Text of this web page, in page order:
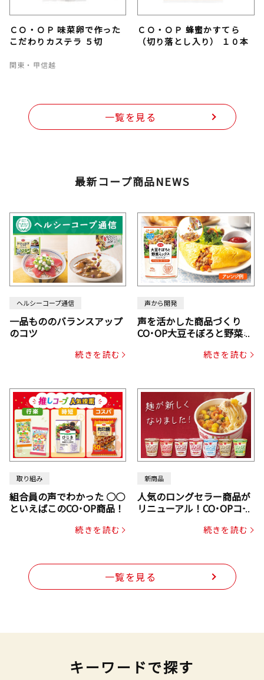
ＣＯ・ＯＰ 味菜卵で作った
こだわりカステラ ５切
関東・甲信越
ＣＯ・ＯＰ 蜂蜜かすてら
（切り落とし入り） １０本
一覧を見る
最新コープ商品NEWS
ヘルシーコープ通信
一品もののバランスアップ
のコツ
続きを読む
声から開発
声を活かした商品づくり
CO･OP大豆そぼろと野菜ミ
じん・コーン入り）続きを読む
取り組み
組合員の声でわかった ○○
といえばこのCO･OP商品！
続きを読む
新商品
人気のロングセラー商品が
リニューアル！CO･OPコー
続きを読む
一覧を見る
キーワードで探す